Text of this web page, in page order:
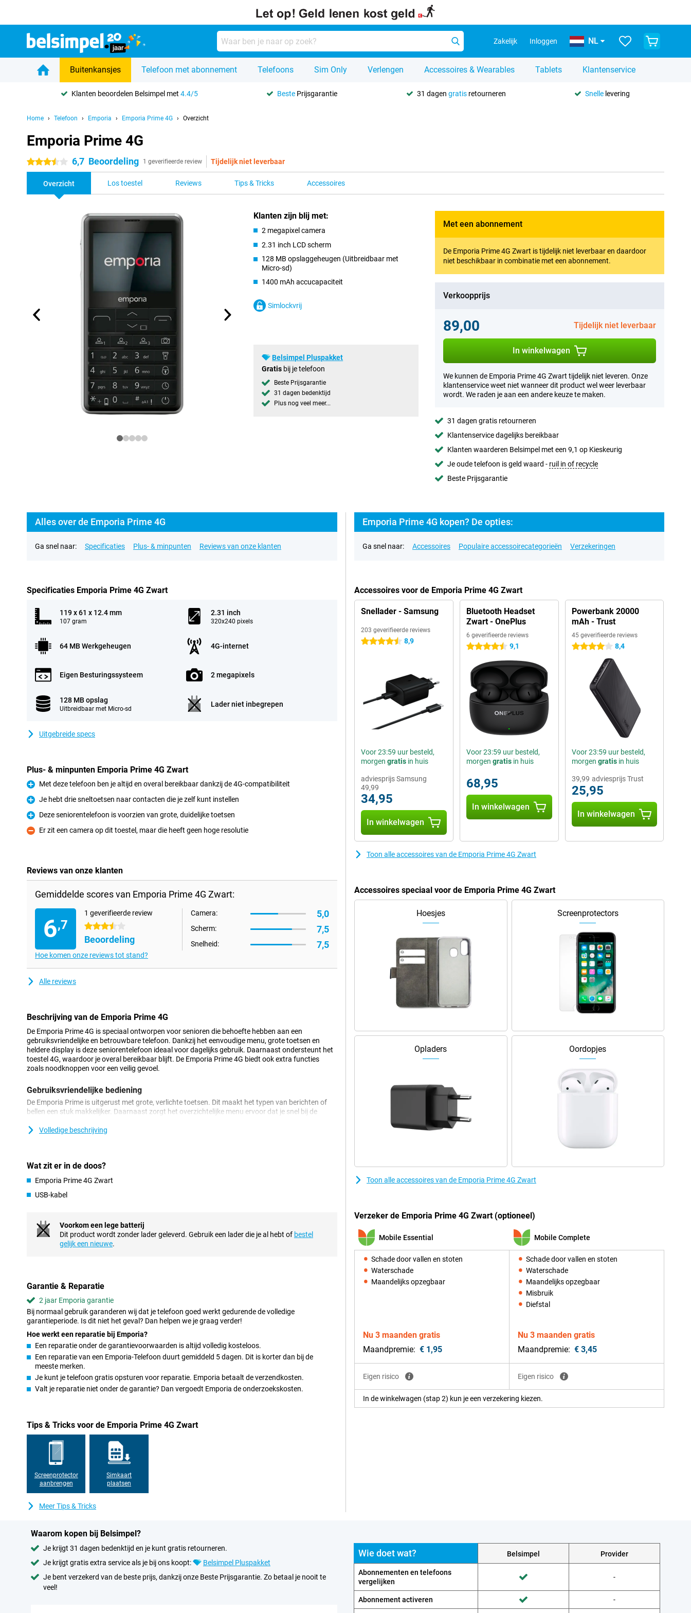
Zakelijk Inloggen NL
Buitenkansjes Telefoon met abonnement Telefoons Sim Only Verlengen Accessoires & Wearables Tablets Klantenservice
Klanten beoordelen Belsimpel met4.4/5 Beste Prijsgarantie 31 dagen gratisretourneren Snellelevering
Home Telefoon Emporia Emporia Prime 4G Overzicht
Emporia Prime 4G
3.5 sterren 6,7 Beoordeling 1 geverifieerde review Tijdelijk niet leverbaar
Overzicht Los toestel Reviews Tips & Tricks Accessoires
Klanten zijn blij met:
2 megapixel camera
2.31 inch LCD scherm
128 MB opslaggeheugen (Uitbreidbaar met
Micro-sd)
1400 mAh accucapaciteit
Simlockvrij
Belsimpel Pluspakket
Gratis bij je telefoon
Beste Prijsgarantie
31 dagen bedenktijd
Plus nog veel meer...
Met een abonnement
De Emporia Prime 4G Zwart is tijdelijk niet leverbaar en daardoor
niet beschikbaar in combinatie met een abonnement.
Verkoopprijs
89,00 Tijdelijk niet leverbaar
In winkelwagen
We kunnen de Emporia Prime 4G Zwart tijdelijk niet leveren. Onze
klantenservice weet niet wanneer dit product wel weer leverbaar
wordt. We raden je aan een andere keuze te maken.
31 dagen gratis retourneren
Klantenservice dagelijks bereikbaar
Klanten waarderen Belsimpel met een 9,1 op Kieskeurig
Je oude telefoon is geld waard - ruil in of recycle
Beste Prijsgarantie
Alles over de Emporia Prime 4G
Ga snel naar: Specificaties Plus- & minpunten Reviews van onze klanten
Specificaties Emporia Prime 4G Zwart
119 x 61 x 12.4 mm
107 gram
2.31 inch
320x240 pixels
64 MB Werkgeheugen 4G-internet
Eigen Besturingssysteem 2 megapixels
128 MB opslag
Uitbreidbaar met Micro-sd
Lader niet inbegrepen
Uitgebreide specs
Plus- & minpunten Emporia Prime 4G Zwart
Pluspunt
Met deze telefoon ben je altijd en overal bereikbaar dankzij de 4G-compatibiliteit
Pluspunt
Je hebt drie sneltoetsen naar contacten die je zelf kunt instellen
Pluspunt
Deze seniorentelefoon is voorzien van grote, duidelijke toetsen
Minpunt
Er zit een camera op dit toestel, maar die heeft geen hoge resolutie
Reviews van onze klanten
Gemiddelde scores van Emporia Prime 4G Zwart:
6,7
1 geverifieerde review
3.5 sterren
Beoordeling
Camera: 5,0
Scherm: 7,5
Snelheid: 7,5
Hoe komen onze reviews tot stand?
Alle reviews
Beschrijving van de Emporia Prime 4G
De Emporia Prime 4G is speciaal ontworpen voor senioren die behoefte hebben aan een
gebruiksvriendelijke en betrouwbare telefoon. Dankzij het eenvoudige menu, grote toetsen en
heldere display is deze seniorentelefoon ideaal voor dagelijks gebruik. Daarnaast ondersteunt het
toestel 4G, waardoor je overal bereikbaar blijft. De Emporia Prime 4G biedt ook extra functies
zoals noodknoppen voor een veilig gevoel.
Gebruiksvriendelijke bediening
De Emporia Prime is uitgerust met grote, verlichte toetsen. Dit maakt het typen van berichten of
bellen een stuk makkelijker. Daarnaast zorgt het overzichtelijke menu ervoor dat je snel bij de
zonder zorgen kunt genieten van je telefoon.
Met de ingebouwde noodknop van de Emporia Prime kun je met één druk op de knop hulp
is daarnaast robuust en stevig, zodat hij tegen een stootje kan. Ideaal voor iedereen die op zoek is
naar een veilige en betrouwbare seniorentelefoon.
De Emporia Prime 4G ondersteunt 4G, zodat je overal snel en stabiel kunt bellen en berichten
versturen. Dit maakt het makkelijk om in contact te blijven met familie en vrienden, waar je ook
bent. Dankzij de krachtige batterij gaat de telefoon bovendien lang mee zonder tussentijds
Deze seniorentelefoon biedt extra functies zoals een zaklamp, een camerafunctie en snelle
toegang tot je favoriete contacten. Deze functies maken het gebruik van de telefoon niet alleen
praktisch, maar ook plezierig. Bovendien zijn ze met één druk op de sneltoets te bedienen. Kortom,
de Emporia Prime 4G biedt alles wat je nodig hebt in een eenvoudige en betrouwbare telefoon.
Volledige beschrijving
Wat zit er in de doos?
Emporia Prime 4G Zwart
USB-kabel
Voorkom een lege batterij
Dit product wordt zonder lader geleverd. Gebruik een lader die je al hebt of bestel
gelijk een nieuwe.
Garantie & Reparatie
2 jaar Emporia garantie
Bij normaal gebruik garanderen wij dat je telefoon goed werkt gedurende de volledige
garantieperiode. Is dit niet het geval? Dan helpen we je graag verder!
Hoe werkt een reparatie bij Emporia?
Een reparatie onder de garantievoorwaarden is altijd volledig kosteloos.
Een reparatie van een Emporia-Telefoon duurt gemiddeld 5 dagen. Dit is korter dan bij de
meeste merken.
Je kunt je telefoon gratis opsturen voor reparatie. Emporia betaalt de verzendkosten.
Valt je reparatie niet onder de garantie? Dan vergoedt Emporia de onderzoekskosten.
Tips & Tricks voor de Emporia Prime 4G Zwart
Screenprotector
aanbrengen
Simkaart
plaatsen
Meer Tips & Tricks
Emporia Prime 4G kopen? De opties:
Ga snel naar: Accessoires Populaire accessoirecategorieën Verzekeringen
Accessoires voor de Emporia Prime 4G Zwart
Snellader - Samsung
203 geverifieerde reviews
4.5 sterren 8,9
Voor 23:59 uur besteld,
morgen gratis in huis
49,99
adviesprijs Samsung
34,95
In winkelwagen
Bluetooth Headset
Zwart - OnePlus
6 geverifieerde reviews
4.5 sterren 9,1
Voor 23:59 uur besteld,
morgen gratisin huis
68,95
In winkelwagen
Powerbank 20000
mAh - Trust
45 geverifieerde reviews
4 sterren 8,4
Voor 23:59 uur besteld,
morgen gratisin huis
39,99 adviesprijs Trust
25,95
In winkelwagen
Toon alle accessoires van de Emporia Prime 4G Zwart
Accessoires speciaal voor de Emporia Prime 4G Zwart
Hoesjes Screenprotectors
Opladers Oordopjes
Toon alle accessoires van de Emporia Prime 4G Zwart
Verzeker de Emporia Prime 4G Zwart (optioneel)
Mobile Essential
Schade door vallen en stoten
Waterschade
Maandelijks opzegbaar
Nu 3 maanden gratis
Maandpremie: € 1,95
Eigen risico
Mobile Complete
Schade door vallen en stoten
Waterschade
Maandelijks opzegbaar
Misbruik
Diefstal
Nu 3 maanden gratis
Maandpremie: € 3,45
Eigen risico
In de winkelwagen (stap 2) kun je een verzekering kiezen.
Waarom kopen bij Belsimpel?
Je krijgt 31 dagen bedenktijd en je kunt gratis retourneren.
Je krijgt gratis extra service als je bij ons koopt:
Belsimpel Pluspakket
Je bent verzekerd van de beste prijs, dankzij onze Beste Prijsgarantie. Zo betaal je nooit te
veel!
Wie doet wat? Belsimpel Provider
Abonnementen en telefoons
vergelijken
Wordt gedaan door Belsimpel Wordt niet gedaan door Provider
-
Abonnement activeren Wordt gedaan door Belsimpel Wordt niet gedaan door Provider
-